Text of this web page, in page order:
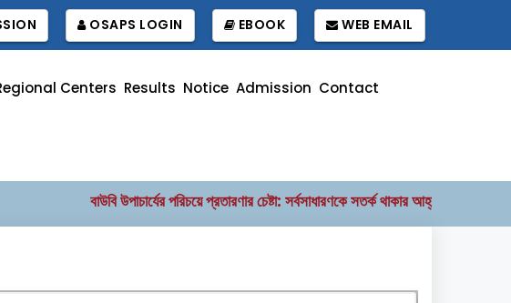
OSAPS LOGIN EBOOK WEB EMAIL
Centers Results Notice Admission Contact
বাউবি উপাচার্যের পরিচয়ে প্রতারণার চেষ্টা: সর্বসাধারণকে সতর্ক থাকার আহ্বান||বাংলাদেশ